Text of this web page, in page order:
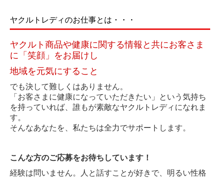
ヤクルトレディのお仕事とは・・・
ヤクルト商品や健康に関する情報と共にお客さま
に「笑顔」をお届けし
地域を元気にすること
でも決して難しくはありません。
「お客さまに健康になっていただきたい」という気持ち
を持っていれば、誰もが素敵なヤクルトレディになれま
す。
そんなあなたを、私たちは全力でサポートします。
こんな方のご応募をお待ちしています！
経験は問いません。人と話すことが好きで、明るい性格